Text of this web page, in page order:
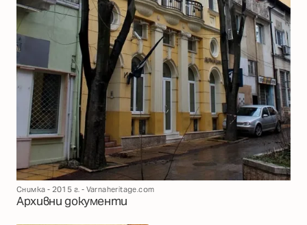
Снимка - 2015 г. - Varnaheritage.com
Архивни документи